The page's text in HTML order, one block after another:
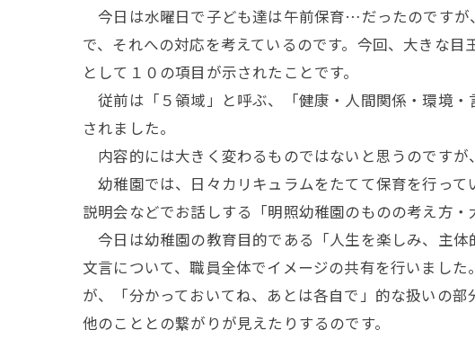
今日は水曜日で子ども達は午前保育…だったのですが
で、それへの対応を考えているのです。今回、大きな
として１０の項目が示されたことです。
従前は「５領域」と呼ぶ、「健康・人間関係・環境
されました。
内容的には大きく変わるものではないと思うのですが
幼稚園では、日々カリキュラムをたてて保育を行っ
説明会などでお話しする「明照幼稚園のものの考え方・
今日は幼稚園の教育目的である「人生を楽しみ、主
文言について、職員全体でイメージの共有を行いまし
が、「分かっておいてね、あとは各自で」的な扱いの
他のこととの繋がりが見えたりするのです。